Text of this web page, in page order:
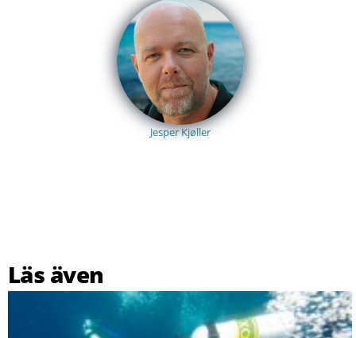
Jesper Kjøller
Läs även